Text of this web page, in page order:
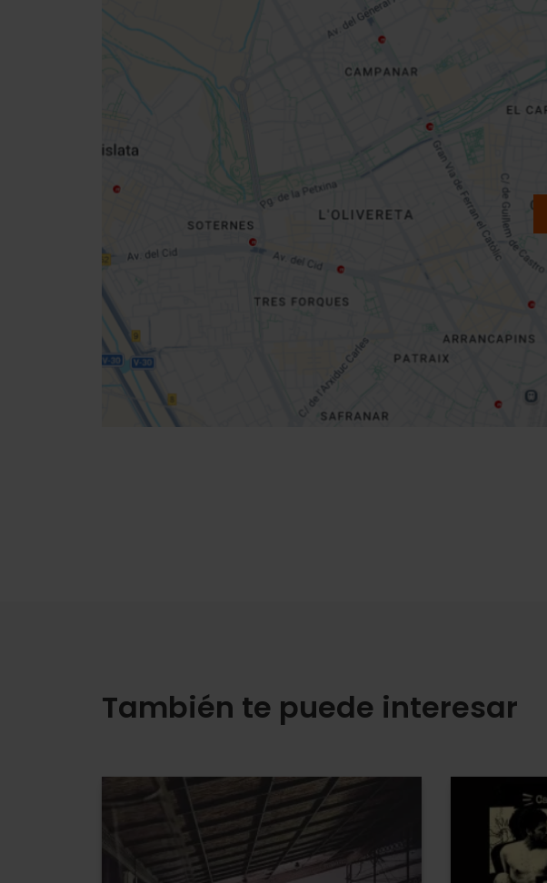
Cómo llegar
sidebar
También te puede interesar